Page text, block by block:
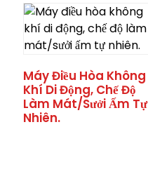
Máy Điều Hòa Không
Khí Di Động, Chế Độ
Làm Mát/sưởi Ấm Tự
Nhiên.